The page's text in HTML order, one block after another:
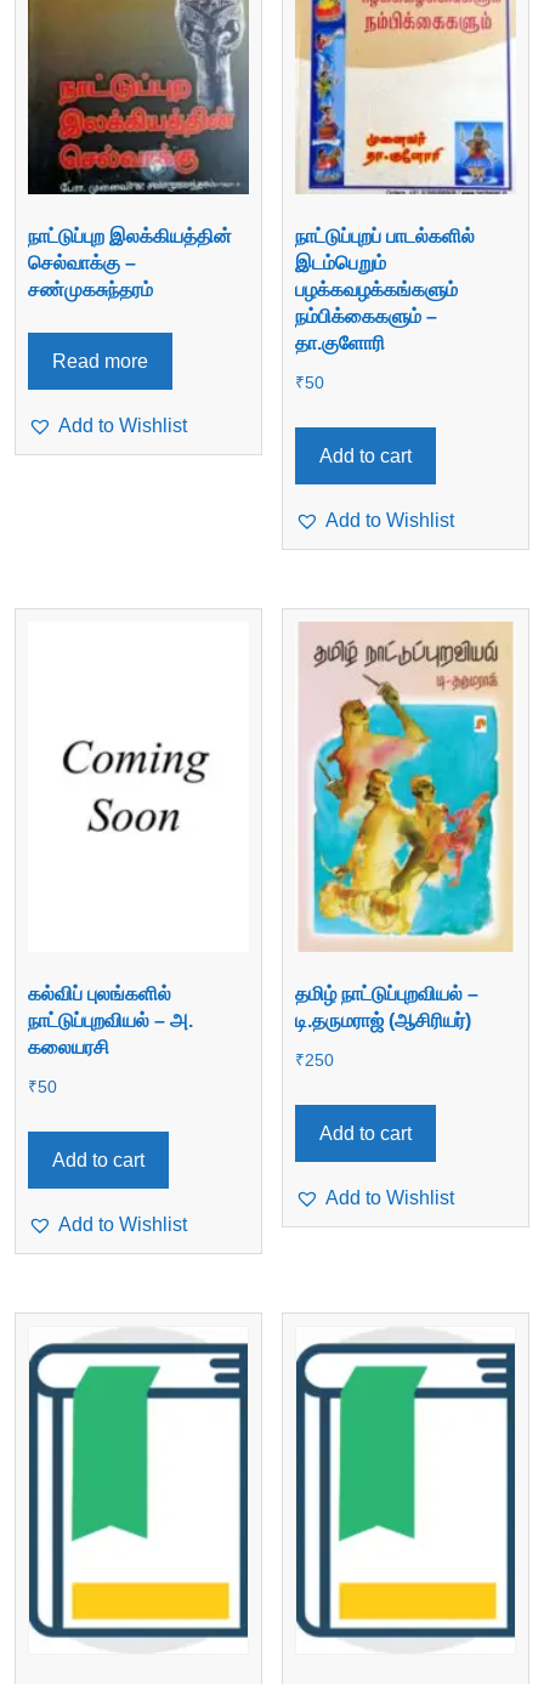
நாட்டுப்புற இலக்கியத்தின்
செல்வாக்கு –
சண்முகசுந்தரம்
Read more
Add to Wishlist
நாட்டுப்புறப் பாடல்களில்
இடம்பெறும்
பழக்கவழக்கங்களும்
நம்பிக்கைகளும் –
தா.குளோரி
₹50
Add to cart
Add to Wishlist
கல்விப் புலங்களில்
நாட்டுப்புறவியல் – அ.
கலையரசி
₹50
Add to cart
Add to Wishlist
தமிழ் நாட்டுப்புறவியல் –
டி.தருமராஜ் (ஆசிரியர்)
₹250
Add to cart
Add to Wishlist